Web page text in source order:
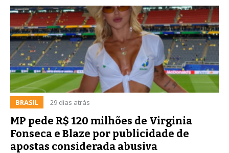
BRASIL 29 dias atrás
MP pede R$ 120 milhões de Virginia
Fonseca e Blaze por publicidade de
apostas considerada abusiva